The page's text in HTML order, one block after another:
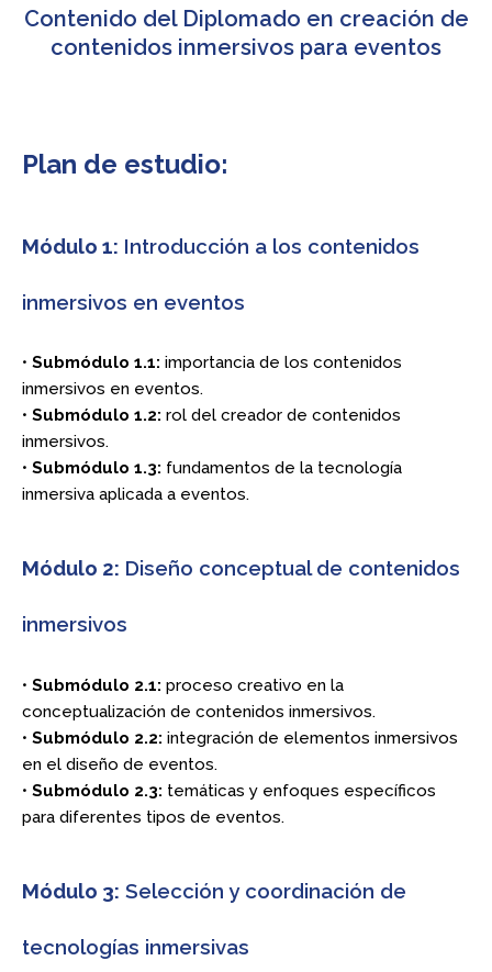
Contenido del Diplomado en creación de
contenidos inmersivos para eventos
Plan de estudio:
Módulo 1: Introducción a los contenidos
inmersivos en eventos
• Submódulo 1.1: importancia de los contenidos
inmersivos en eventos.
• Submódulo 1.2: rol del creador de contenidos
inmersivos.
• Submódulo 1.3: fundamentos de la tecnología
inmersiva aplicada a eventos.
Módulo 2: Diseño conceptual de contenidos
inmersivos
• Submódulo 2.1: proceso creativo en la
conceptualización de contenidos inmersivos.
• Submódulo 2.2: integración de elementos inmersivos
en el diseño de eventos.
• Submódulo 2.3: temáticas y enfoques específicos
para diferentes tipos de eventos.
Módulo 3: Selección y coordinación de
tecnologías inmersivas